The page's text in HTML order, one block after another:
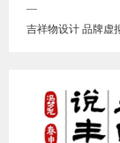
—
吉祥物设计 品牌虚